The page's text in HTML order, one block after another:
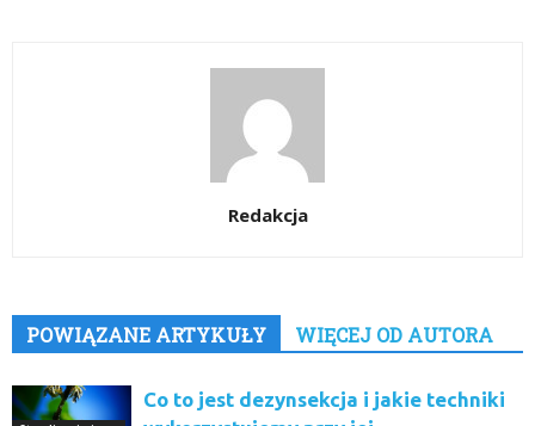
Redakcja
POWIĄZANE ARTYKUŁY WIĘCEJ OD AUTORA
Co to jest dezynsekcja i jakie techniki